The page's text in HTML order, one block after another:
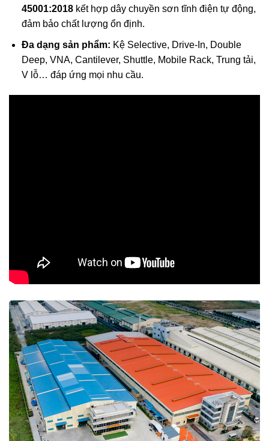
45001:2018kết hợp dây chuyền sơn tĩnh điện tự động,
đảm bảo chất lượng ổn định.
Đa dạng sản phẩm: Kệ Selective, Drive-In, Double
Deep, VNA, Cantilever, Shuttle, Mobile Rack, Trung tải,
V lỗ… đáp ứng mọi nhu cầu.